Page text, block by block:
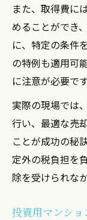
節税実
贈与を活
不動産
方法
要点
贈与と
ツ
相続税
家族間
また、取得費に
めることができ
に、特定の条件
の特例も適用可
に注意が必要です
実際の現場では
行い、最適な売
ことが成功の秘
定外の税負担を
除を受けられな
投資用マンシ